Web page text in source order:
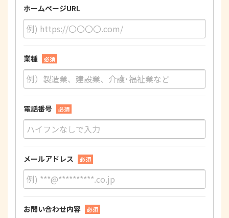
ホームページURL
業種 必須
電話番号 必須
メールアドレス 必須
お問い合わせ内容 必須